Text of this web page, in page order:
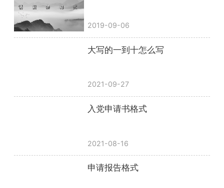
2019-09-06
大写的一到十怎么写
2021-09-27
入党申请书格式
2021-08-16
申请报告格式